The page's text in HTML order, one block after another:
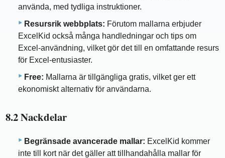
använda, med tydliga instruktioner.
Resursrik webbplats: Förutom mallarna erbjuder
ExcelKid också många handledningar och tips om
Excel-användning, vilket gör det till en omfattande resurs
för Excel-entusiaster.
Free: Mallarna är tillgängliga gratis, vilket ger ett
ekonomiskt alternativ för användarna.
8.2 Nackdelar
Begränsade avancerade mallar: ExcelKid kommer
inte till kort när det gäller att tillhandahålla mallar för